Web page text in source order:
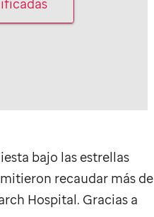
bajo las estrellas
recaudar más de
Hospital. Gracias a